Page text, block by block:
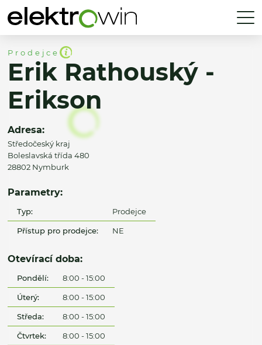
Prodejce
Erik Rathouský -
Erikson
Adresa:
Středočeský kraj
Boleslavská třída 480
28802 Nymburk
Parametry:
Typ: Prodejce
Přístup pro prodejce: NE
Otevírací doba:
Pondělí: 8:00 - 15:00
Úterý: 8:00 - 15:00
Středa: 8:00 - 15:00
Čtvrtek: 8:00 - 15:00